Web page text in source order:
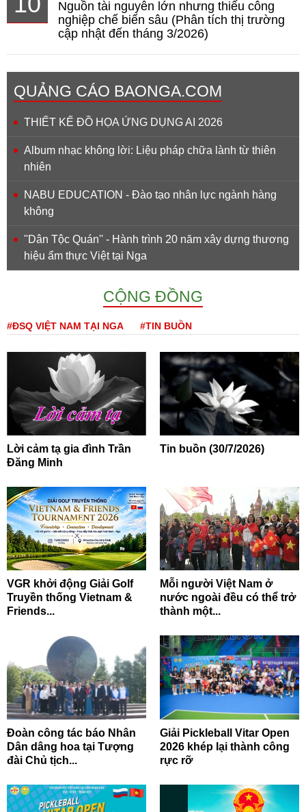
Nguồn tài nguyên lớn nhưng thiếu công
nghiệp chế biến sâu (Phân tích thị trường
cập nhật đến tháng 3/2026)
QUẢNG CÁO BAONGA.COM
THIẾT KẾ ĐỒ HỌA ỨNG DỤNG AI 2026
Album nhạc không lời: Liệu pháp chữa lành từ thiên
nhiên
NABU EDUCATION - Đào tạo nhân lực ngành hàng
không
''Dân Tộc Quán'' - Hành trình 20 năm xây dựng thương
hiệu ẩm thực Việt tại Nga
CỘNG ĐỒNG
#ĐSQ VIỆT NAM TẠI NGA #TIN BUỒN
Lời cảm tạ gia đình Trần
Đăng Minh
Tin buồn (30/7/2026)
VGR khởi động Giải Golf
Truyền thống Vietnam &
Friends...
Mỗi người Việt Nam ở
nước ngoài đều có thể trở
thành một...
Đoàn công tác báo Nhân
Dân dâng hoa tại Tượng
đài Chủ tịch...
Giải Pickleball Vitar Open
2026 khép lại thành công
rực rỡ